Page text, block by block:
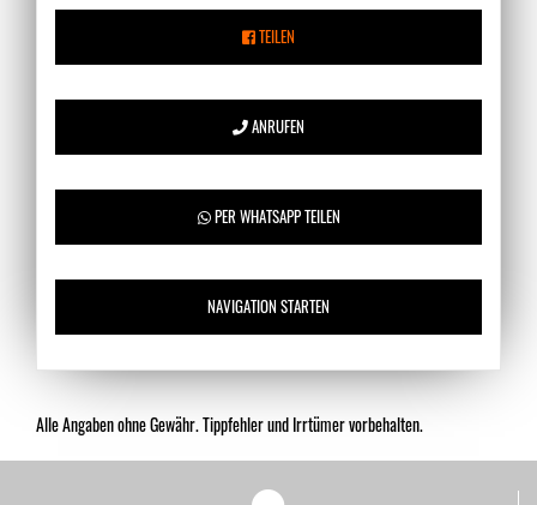
TEILEN
ANRUFEN
PER WHATSAPP TEILEN
NAVIGATION STARTEN
Alle Angaben ohne Gewähr. Tippfehler und Irrtümer vorbehalten.